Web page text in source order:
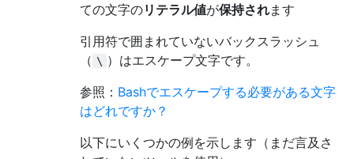
ての文字のリテラル値が保持されます
引用符で囲まれていないバックスラッシュ
（ \ ）はエスケープ文字です。
参照： Bashでエスケープする必要がある文字
はどれですか？
以下にいくつかの例を示します（まだ言及さ